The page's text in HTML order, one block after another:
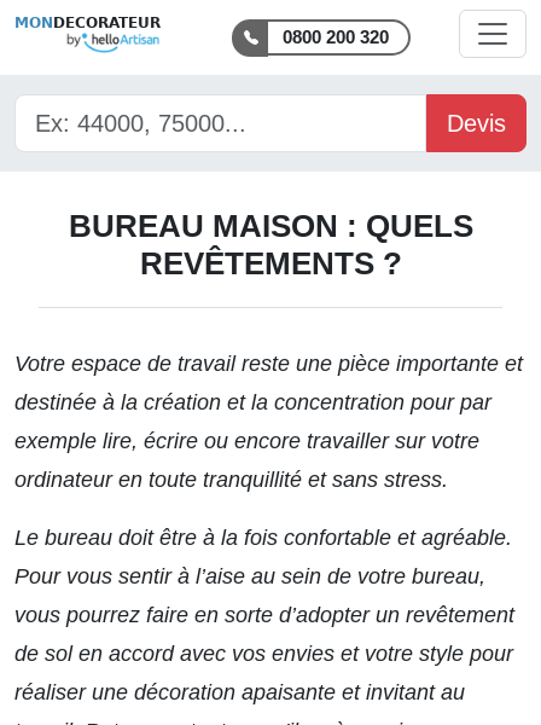
MON DECORATEUR
0800 200 320
Devis
BUREAU MAISON : QUELS
REVÊTEMENTS ?
Votre espace de travail reste une pièce importante et
destinée à la création et la concentration pour par
exemple lire, écrire ou encore travailler sur votre
ordinateur en toute tranquillité et sans stress.
Le bureau doit être à la fois confortable et agréable.
Pour vous sentir à l’aise au sein de votre bureau,
vous pourrez faire en sorte d’adopter un revêtement
de sol en accord avec vos envies et votre style pour
réaliser une décoration apaisante et invitant au